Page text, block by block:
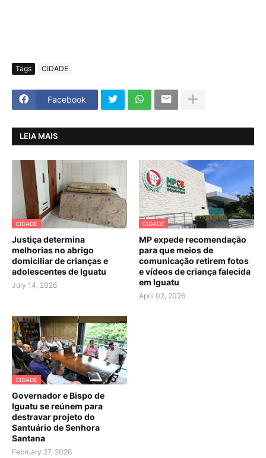
Tags CIDADE
Facebook
LEIA MAIS
CIDADE
Justiça determina
melhorias no abrigo
domiciliar de crianças e
adolescentes de Iguatu
July 14, 2026
CIDADE
MP expede recomendação
para que meios de
comunicação retirem fotos
e vídeos de criança falecida
em Iguatu
April 02, 2026
CIDADE
Governador e Bispo de
Iguatu se reúnem para
destravar projeto do
Santuário de Senhora
Santana
February 27, 2026